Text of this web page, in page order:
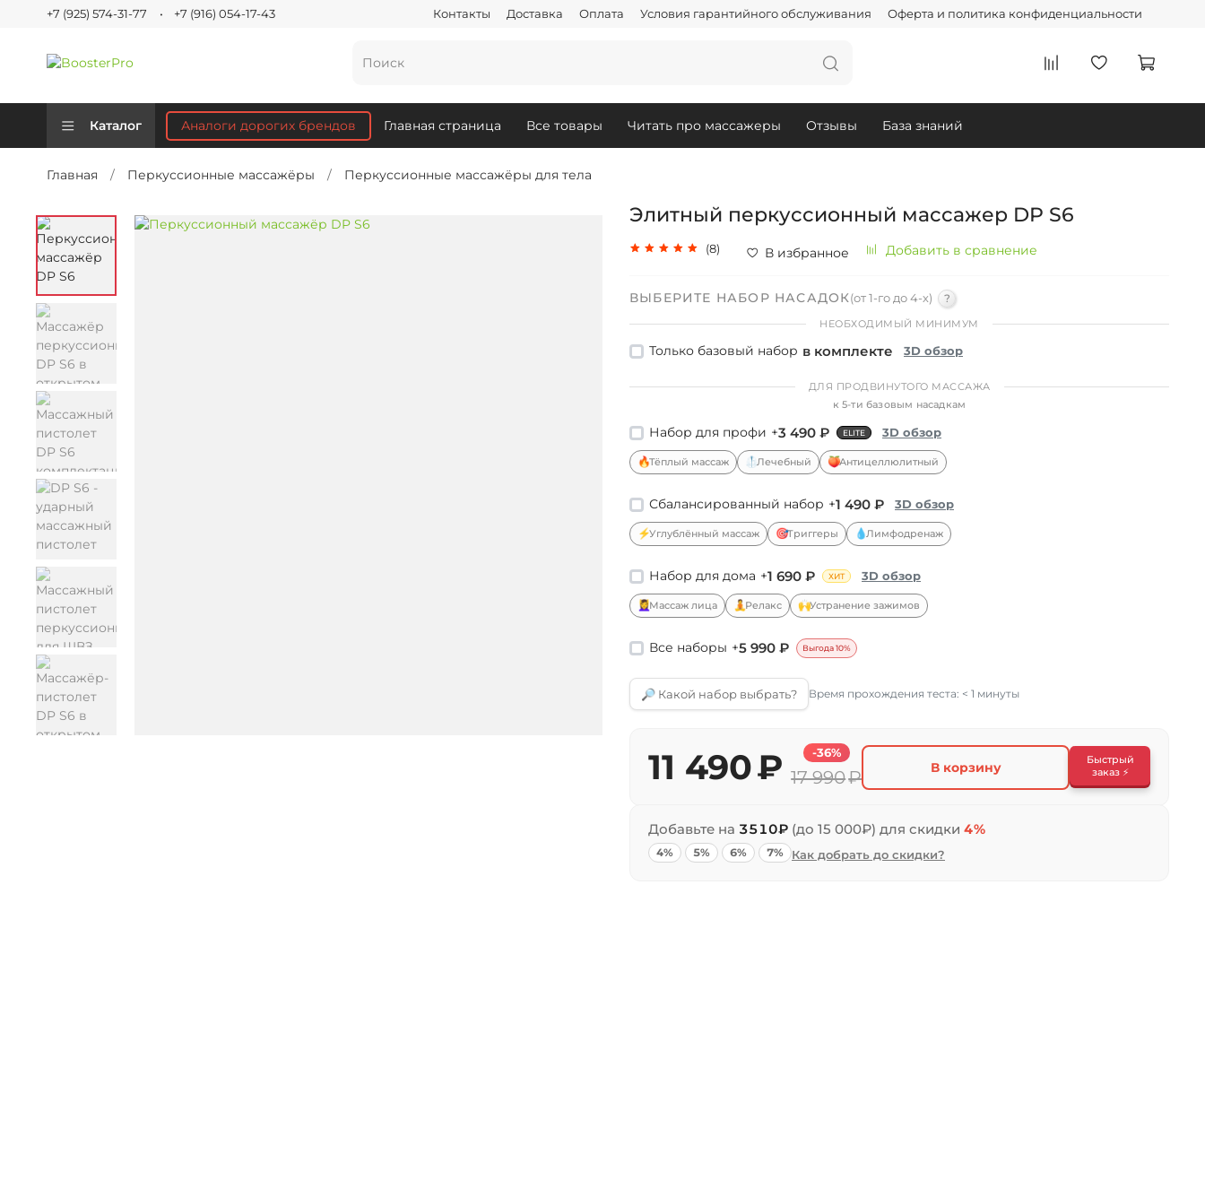
Контакты Доставка Оплата Условия гарантийного обслуживания Оферта и политика конфиденциальности
+7 (925) 574-31-77 +7 (916) 054-17-43
Каталог Аналоги дорогих брендов Главная страница Все товары Читать про массажеры Отзывы База знаний
Главная Перкуссионные массажёры Перкуссионные массажёры для тела
Элитный перкуссионный массажер DP S6
(8) В избранное Добавить в сравнение
ВЫБЕРИТЕ НАБОР НАСАДОК(от 1-го до 4-х) ?
НЕОБХОДИМЫЙ МИНИМУМ
Только базовый набор в комплекте 3D обзор
ДЛЯ ПРОДВИНУТОГО МАССАЖА
к 5-ти базовым насадкам
Набор для профи +3 490 ₽ ELITE 3D обзор
🔥Тёплый массаж 🥼Лечебный 🍑Антицеллюлитный
Сбалансированный набор +1 490 ₽ 3D обзор
⚡Углублённый массаж 🎯Триггеры 💧Лимфодренаж
Набор для дома +1 690 ₽ ХИТ 3D обзор
💆‍♀️Массаж лица 🧘Релакс 🙌Устранение зажимов
Все наборы +5 990 ₽ Выгода 10%
🔎 Какой набор выбрать? Время прохождения теста: < 1 минуты
11 490₽ -36%
17 990₽ В корзину
Быстрый
заказ ⚡️
Добавьте на 3510₽ (до 15 000₽) для скидки 4%
4% 5% 6% 7% Как добрать до скидки?